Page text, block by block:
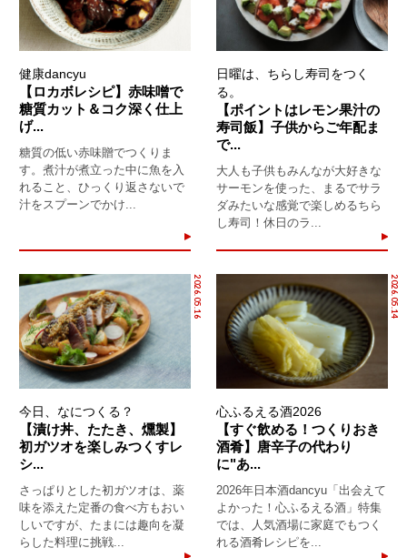
健康dancyu
【ロカボレシピ】赤味噌で
糖質カット＆コク深く仕上
げ...
糖質の低い赤味贈でつくりま
す。煮汁が煮立った中に魚を入
れること、ひっくり返さないで
汁をスプーンでかけ...
日曜は、ちらし寿司をつく
る。
【ポイントはレモン果汁の
寿司飯】子供からご年配ま
で...
大人も子供もみんなが大好きな
サーモンを使った、まるでサラ
ダみたいな感覚で楽しめるちら
し寿司！休日のラ...
2026.05.16
今日、なにつくる？
【漬け丼、たたき、燻製】
初ガツオを楽しみつくすレ
シ...
さっぱりとした初ガツオは、薬
味を添えた定番の食べ方もおい
しいですが、たまには趣向を凝
らした料理に挑戦...
2026.05.14
心ふるえる酒2026
【すぐ飲める！つくりおき
酒肴】唐辛子の代わり
に"あ...
2026年日本酒dancyu「出会えて
よかった！心ふるえる酒」特集
では、人気酒場に家庭でもつく
れる酒肴レシピを...